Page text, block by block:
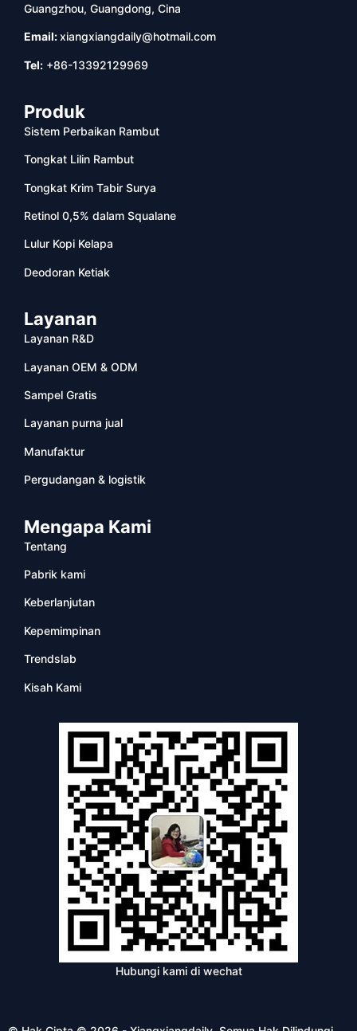
Guangzhou, Guangdong, Cina
Email:xiangxiangdaily@hotmail.com
Tel: +86-13392129969
Produk
Sistem Perbaikan Rambut
Tongkat Lilin Rambut
Tongkat Krim Tabir Surya
Retinol 0,5% dalam Squalane
Lulur Kopi Kelapa
Deodoran Ketiak
Layanan
Layanan R&D
Layanan OEM & ODM
Sampel Gratis
Layanan purna jual
Manufaktur
Pergudangan & logistik
Mengapa Kami
Tentang
Pabrik kami
Keberlanjutan
Kepemimpinan
Trendslab
Kisah Kami
Hubungi kami di wechat